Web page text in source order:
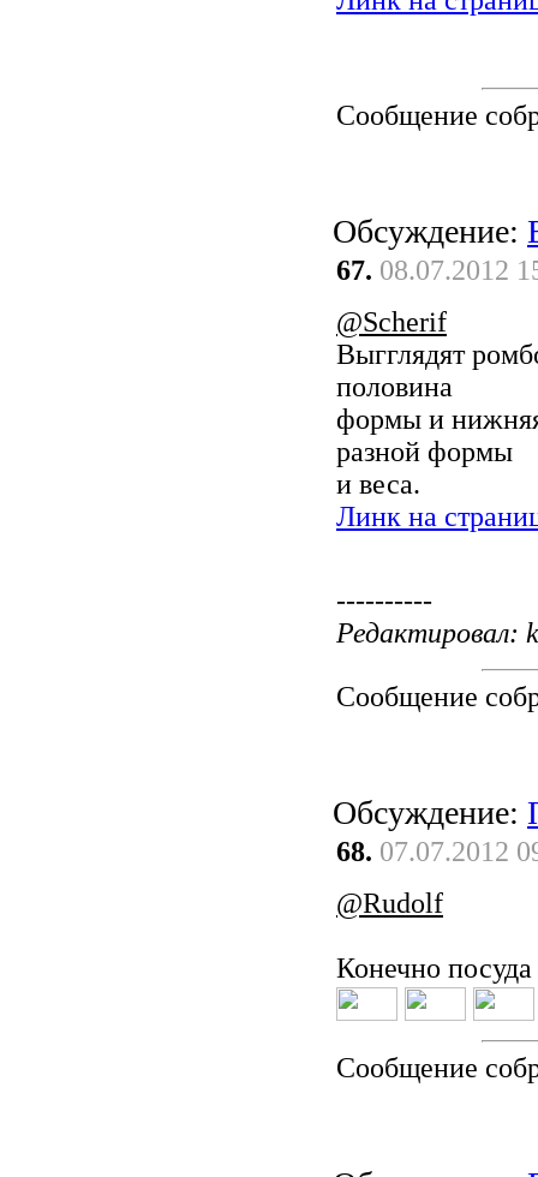
Сообщение
Обсуждение:
67. 08.07.2012
@Scherif
Выгглядят
половина
формы и
разной формы
и веса.
Линк на
----------
Редактировал:
Сообщение
Обсуждение:
68. 07.07.2012
@Rudolf
Конечно
Сообщение